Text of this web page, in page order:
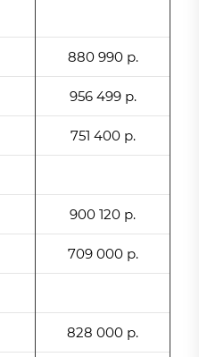
880 990 р.
956 499 р.
751 400 р.
900 120 р.
709 000 р.
828 000 р.